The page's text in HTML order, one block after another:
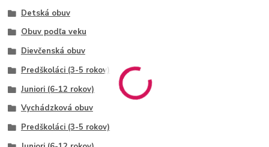
Detská obuv
Obuv podľa veku
Dievčenská obuv
Predškoláci (3-5 rokov)
Juniori (6-12 rokov)
Vychádzková obuv
Predškoláci (3-5 rokov)